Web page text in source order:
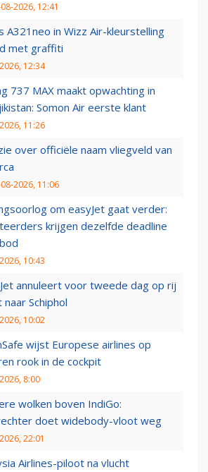
2026, 12:41
A321neo in Wizz Air-kleurstelling
met graffiti
12:34
737 MAX maakt opwachting in
Somon Air eerste klant
11:26
over officiële naam vliegveld van
2026, 11:06
om easyJet gaat verder:
krijgen dezelfde deadline
10:43
annuleert voor tweede dag op rij
naar Schiphol
10:02
wijst Europese airlines op
rook in de cockpit
8:00
wolken boven IndiGo:
doet widebody-vloot weg
22:01
Airlines-piloot na vlucht